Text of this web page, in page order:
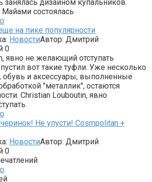
дизайном купальников.
состоялась
на пике популярности
НовостиАвтор: Дмитрий
0
явно не желающий отступать
вот такие туфли. Уже несколько
и аксессуары, выполненные
"металлик", остаются
Christian Louboutin, явно
Не упусти! Cosmpolitan +
НовостиАвтор: Дмитрий
0